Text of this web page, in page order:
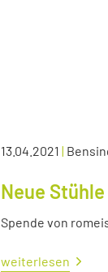
13.04.2021 |
Neue
Spende von
weiterlesen